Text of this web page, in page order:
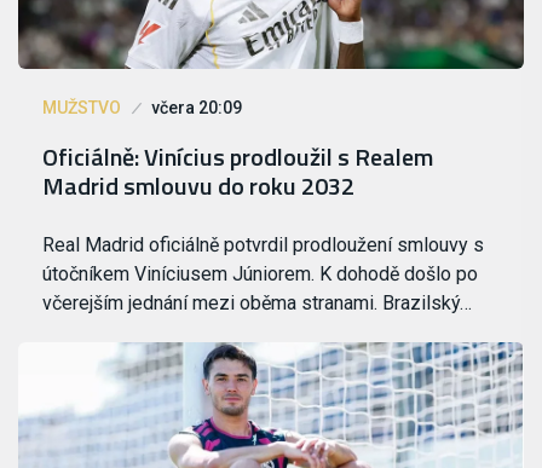
MUŽSTVO včera 20:09
Oficiálně: Vinícius prodloužil s Realem
Madrid smlouvu do roku 2032
Real Madrid oficiálně potvrdil prodloužení smlouvy s
útočníkem Viníciusem Júniorem. K dohodě došlo po
včerejším jednání mezi oběma stranami. Brazilský…